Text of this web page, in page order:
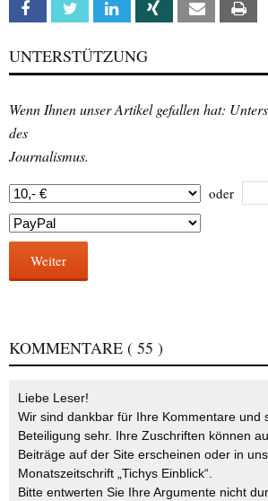
Facebook Twitter Linkedin Xing Email
UNTERSTÜTZUNG
Wenn Ihnen unser Artikel gefallen hat:
des
Journalismus.
oder
Weiter
KOMMENTARE ( 55 )
Liebe Leser!
Wir sind dankbar für Ihre Kommentare und
Beteiligung sehr. Ihre Zuschriften können
Beiträge auf der Site erscheinen oder in
Monatszeitschrift „Tichys Einblick“.
Bitte entwerten Sie Ihre Argumente nicht